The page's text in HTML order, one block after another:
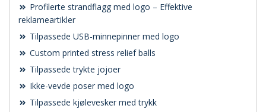
Profilerte strandflagg med logo – Effektive
reklameartikler
Tilpassede USB-minnepinner med logo
Custom printed stress relief balls
Tilpassede trykte jojoer
Ikke-vevde poser med logo
Tilpassede kjølevesker med trykk